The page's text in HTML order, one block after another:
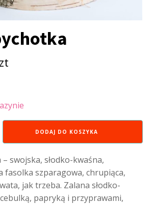
DODAJ DO KOSZYKA
swojska, słodko-kwaśna,
fasolka szparagowa, chrupiąca,
jak trzeba. Zalana słodko-
papryką i przyprawami,